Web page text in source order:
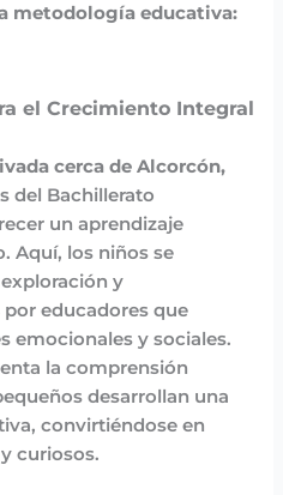
metodología educativa:
el Crecimiento Integral
cerca de Alcorcón,
del Bachillerato
un aprendizaje
Aquí, los niños se
y
educadores que
emocionales y sociales.
la comprensión
desarrollan una
convirtiéndose en
curiosos.